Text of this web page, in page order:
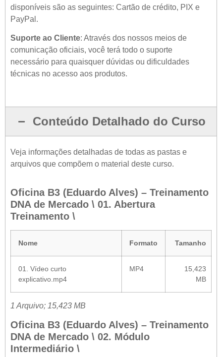
disponíveis são as seguintes: Cartão de crédito, PIX e
PayPal.
Suporte ao Cliente: Através dos nossos meios de
comunicação oficiais, você terá todo o suporte
necessário para quaisquer dúvidas ou dificuldades
técnicas no acesso aos produtos.
Conteúdo Detalhado do Curso
Veja informações detalhadas de todas as pastas e
arquivos que compõem o material deste curso.
Oficina B3 (Eduardo Alves) – Treinamento
DNA de Mercado \ 01. Abertura
Treinamento \
Nome Formato Tamanho
01. Vídeo curto
explicativo.mp4
MP4
15,423
MB
1 Arquivo; 15,423 MB
Oficina B3 (Eduardo Alves) – Treinamento
DNA de Mercado \ 02. Módulo
Intermediário \